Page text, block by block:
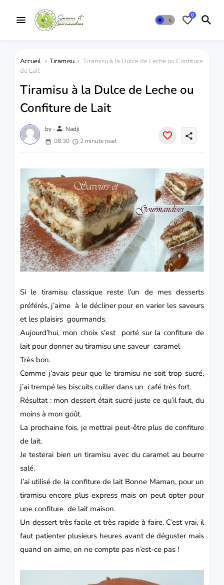
0
Accueil Tiramisu
Tiramisu à la Dulce de Leche ou Confiture
de Lait
Tiramisu à la Dulce de Leche ou
Confiture de Lait
by -person Nadji
08:30
2 minute read
share
Si le tiramisu classique reste l’un de mes desserts
préférés, j’aime à le décliner pour en varier les saveurs
et les plaisirs gourmands.
Aujourd’hui, mon choix s'est porté sur la confiture de
lait pour donner au tiramisu une saveur caramel
Très bon.
Comme j’avais peur que le tiramisu ne soit trop sucré,
j’ai trempé les biscuits cuiller dans un café très fort.
Résultat : mon dessert était sucré juste ce qu’il faut, du
moins à mon goût.
La prochaine fois, je mettrai peut-être plus de confiture
de lait.
Je testerai bien un tiramisu avec du caramel au beurre
salé.
J’ai utilisé de la confiture de lait Bonne Maman, pour un
tiramisu encore plus express mais on peut opter pour
une confiture de lait maison.
Un dessert très facile et très rapide à faire. C’est vrai, il
faut patienter plusieurs heures avant de déguster mais
quand on aime, on ne compte pas n’est-ce pas !